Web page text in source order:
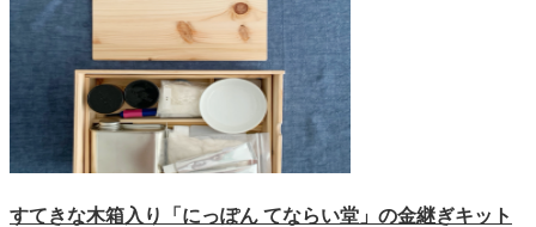
すてきな木箱入り「にっぽん てならい堂」の金継ぎキット